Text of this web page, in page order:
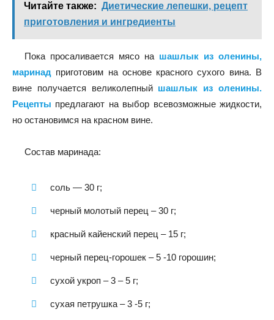
Читайте также: Диетические лепешки, рецепт
приготовления и ингредиенты
Пока просаливается мясо на шашлык из оленины,
маринад приготовим на основе красного сухого вина. В
вине получается великолепный шашлык из оленины.
Рецепты предлагают на выбор всевозможные жидкости,
но остановимся на красном вине.
Состав маринада:
соль — 30 г;
черный молотый перец – 30 г;
красный кайенский перец – 15 г;
черный перец-горошек – 5 -10 горошин;
сухой укроп – 3 – 5 г;
сухая петрушка – 3 -5 г;